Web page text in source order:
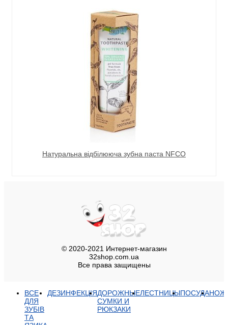
Натуральна відбілююча зубна паста NFCO
© 2020-2021 Интернет-магазин
32shop.com.ua
Все права защищены
ВСЕ
ДЛЯ
ЗУБІВ
ТА
ДЕЗИНФЕКЦІЯДОРОЖНЫЕ
СУМКИ И
РЮКЗАКИ
ЛЕСТНИЦЫПОСУДА